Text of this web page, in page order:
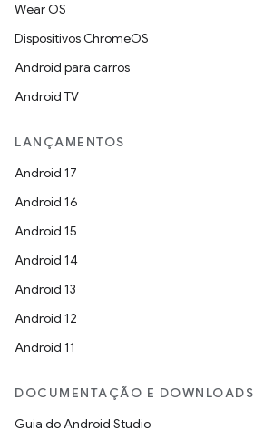
Wear OS
Dispositivos ChromeOS
Android para carros
Android TV
LANÇAMENTOS
Android 17
Android 16
Android 15
Android 14
Android 13
Android 12
Android 11
DOCUMENTAÇÃO E DOWNLOADS
Guia do Android Studio